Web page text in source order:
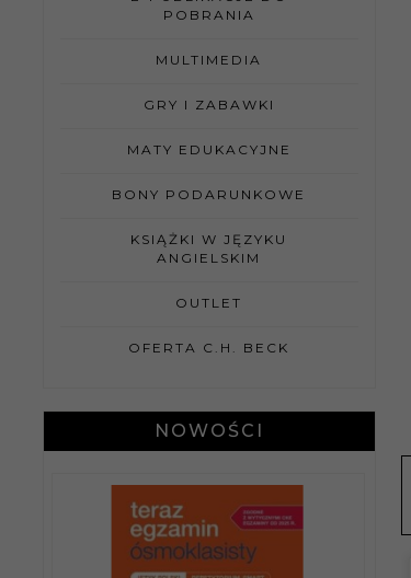
POBRANIA
MULTIMEDIA
GRY I ZABAWKI
MATY EDUKACYJNE
BONY PODARUNKOWE
KSIĄŻKI W JĘZYKU
ANGIELSKIM
OUTLET
OFERTA C.H. BECK
NOWOŚCI